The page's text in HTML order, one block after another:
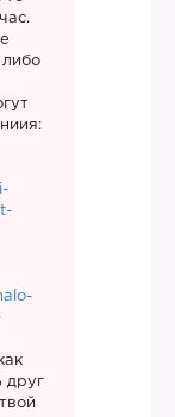
либо
друг